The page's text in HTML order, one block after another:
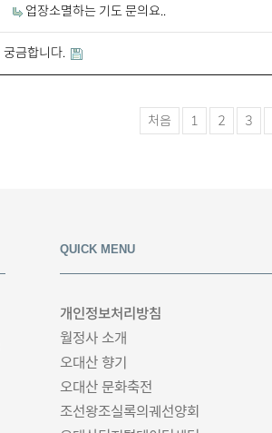
업장소멸하는 기도 문의요..
궁금합니다.
처음 1 2 3
QUICK MENU
개인정보처리방침
월정사 소개
오대산 향기
오대산 문화축전
조선왕조실록의궤선양회